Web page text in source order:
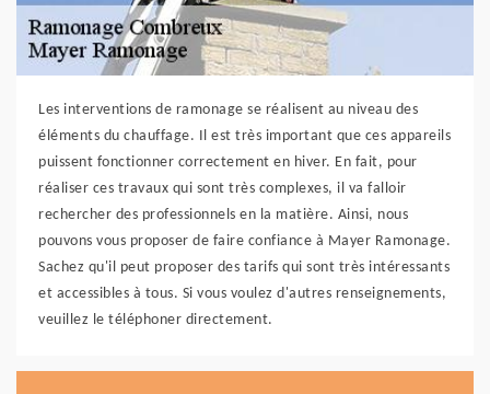
Les interventions de ramonage se réalisent au niveau des
éléments du chauffage. Il est très important que ces appareils
puissent fonctionner correctement en hiver. En fait, pour
réaliser ces travaux qui sont très complexes, il va falloir
rechercher des professionnels en la matière. Ainsi, nous
pouvons vous proposer de faire confiance à Mayer Ramonage.
Sachez qu'il peut proposer des tarifs qui sont très intéressants
et accessibles à tous. Si vous voulez d'autres renseignements,
veuillez le téléphoner directement.